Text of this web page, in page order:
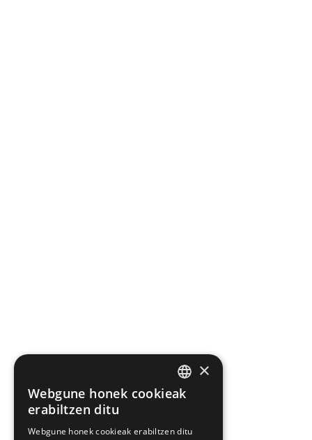
BASQUE
×
Webgune honek cookieak
erabiltzen ditu
Webgune honek cookieak erabiltzen ditu